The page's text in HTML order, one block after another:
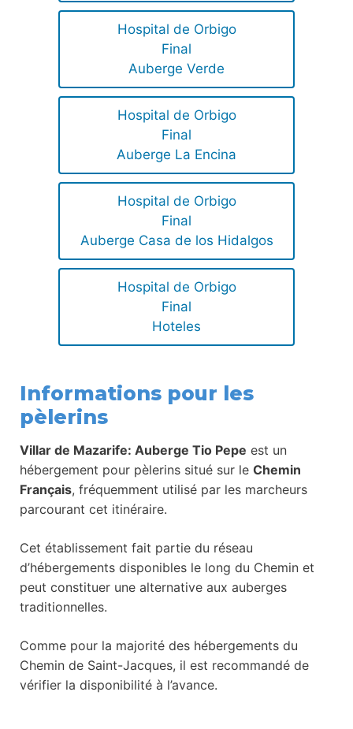
Hospital de Orbigo
Final
Auberge Verde
Hospital de Orbigo
Final
Auberge La Encina
Hospital de Orbigo
Final
Auberge Casa de los Hidalgos
Hospital de Orbigo
Final
Hoteles
Informations pour les
pèlerins
Villar de Mazarife: Auberge Tio Pepe est un
hébergement pour pèlerins situé sur le Chemin
Français, fréquemment utilisé par les marcheurs
parcourant cet itinéraire.
Cet établissement fait partie du réseau
d’hébergements disponibles le long du Chemin et
peut constituer une alternative aux auberges
traditionnelles.
Comme pour la majorité des hébergements du
Chemin de Saint-Jacques, il est recommandé de
vérifier la disponibilité à l’avance.